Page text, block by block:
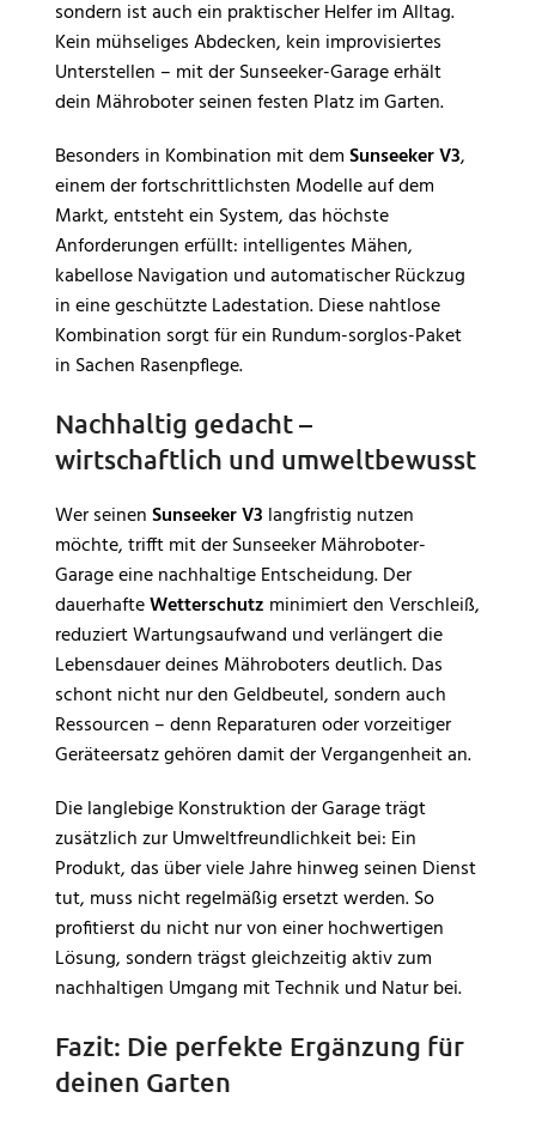
sondern ist auch ein praktischer Helfer im Alltag.
Kein mühseliges Abdecken, kein improvisiertes
Unterstellen – mit der Sunseeker-Garage erhält
dein Mähroboter seinen festen Platz im Garten.
Besonders in Kombination mit demSunseeker V3,
einem der fortschrittlichsten Modelle auf dem
Markt, entsteht ein System, das höchste
Anforderungen erfüllt: intelligentes Mähen,
kabellose Navigation und automatischer Rückzug
in eine geschützte Ladestation. Diese nahtlose
Kombination sorgt für ein Rundum-sorglos-Paket
in Sachen Rasenpflege.
Nachhaltig gedacht –
wirtschaftlich und umweltbewusst
Wer seinenSunseeker V3 langfristig nutzen
möchte, trifft mit der Sunseeker Mähroboter-
Garage eine nachhaltige Entscheidung. Der
dauerhafteWetterschutz minimiert den Verschleiß,
reduziert Wartungsaufwand und verlängert die
Lebensdauer deines Mähroboters deutlich. Das
schont nicht nur den Geldbeutel, sondern auch
Ressourcen – denn Reparaturen oder vorzeitiger
Geräteersatz gehören damit der Vergangenheit an.
Die langlebige Konstruktion der Garage trägt
zusätzlich zur Umweltfreundlichkeit bei: Ein
Produkt, das über viele Jahre hinweg seinen Dienst
tut, muss nicht regelmäßig ersetzt werden. So
profitierst du nicht nur von einer hochwertigen
Lösung, sondern trägst gleichzeitig aktiv zum
nachhaltigen Umgang mit Technik und Natur bei.
Fazit: Die perfekte Ergänzung für
deinen Garten